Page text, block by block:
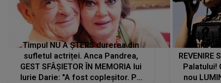
Timpul NU A ȘTERS durerea din
sufletul actriței. Anca Pandrea,
GEST SFÂȘIETOR ÎN MEMORIA lui
Iurie Darie: "A fost copleșitor. Pe
Tania
REVENIRE
Palatului!
nou